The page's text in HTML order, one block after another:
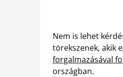
Nem is lehet
törekszenek, akik
forgalmazásával
országban.